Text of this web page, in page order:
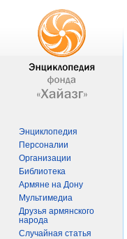
Энциклопедия
Персоналии
Организации
Библиотека
Армяне на Дону
Мультимедиа
Друзья армянского
народа
Случайная статья